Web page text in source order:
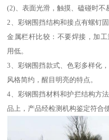
(2)、表面光滑，触摸、磕碰时不
2、彩钢围挡结构和接点有螺钉
金属栏杆比较：不要焊接，加
用低。
3、彩钢围挡款式、色彩多样化
风格简约，醒目明亮的特点。
4、彩钢围挡材料和护拦结构方
品上，产品经检测机构鉴定符合